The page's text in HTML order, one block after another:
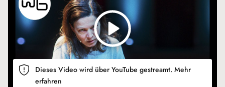
Dieses Video wird über YouTube gestreamt. Mehr
erfahren